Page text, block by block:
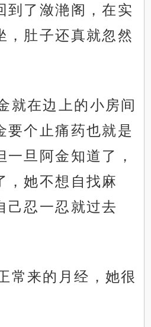
到了潋滟阁，在实
，肚子还真就忽然
就在边上的小房间
要个止痛药也就是
旦阿金知道了，
，她不想自找麻
己忍一忍就过去
常来的月经，她很